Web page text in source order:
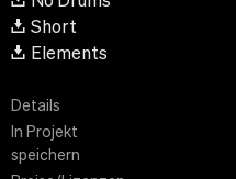
Short
Elements
Details
In Projekt
speichern